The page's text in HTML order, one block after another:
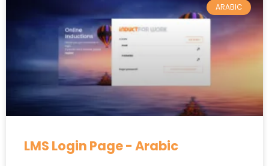
ARABIC
LMS Login Page - Arabic